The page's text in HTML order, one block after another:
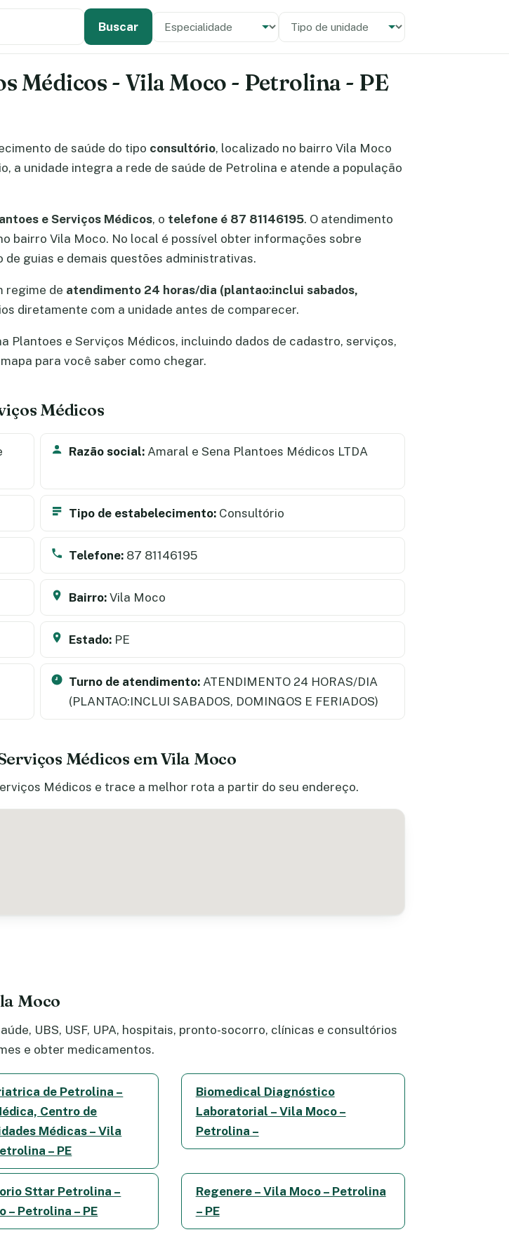
Buscar Especialidade
Tipo de unidade
Médicos - Vila Moco - Petrolina - PE
de saúde do tipo consultório, localizado no bairro Vila Moco
a unidade integra a rede de saúde de Petrolina e atende a população
e Serviços Médicos, o telefone é 87 81146195. O atendimento
bairro Vila Moco. No local é possível obter informações sobre
guias e demais questões administrativas.
regime de atendimento 24 horas/dia (plantao:inclui sabados,
diretamente com a unidade antes de comparecer.
Plantoes e Serviços Médicos, incluindo dados de cadastro, serviços,
para você saber como chegar.
Médicos
Razão social: Amaral e Sena Plantoes Médicos LTDA
Tipo de estabelecimento: Consultório
Telefone: 87 81146195
Bairro: Vila Moco
Estado: PE
Turno de atendimento: ATENDIMENTO 24 HORAS/DIA
(PLANTAO:INCLUI SABADOS, DOMINGOS E FERIADOS)
Médicos em Vila Moco
Médicos e trace a melhor rota a partir do seu endereço.
Moco
UBS, USF, UPA, hospitais, pronto-socorro, clínicas e consultórios
e obter medicamentos.
de Petrolina –
Centro de
Médicas – Vila
– PE
Biomedical Diagnóstico
Laboratorial – Vila Moco –
Petrolina –
Sttar Petrolina –
– Petrolina – PE
Regenere – Vila Moco – Petrolina
– PE